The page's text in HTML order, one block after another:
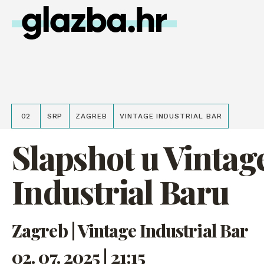
02 SRP ZAGREB VINTAGE INDUSTRIAL BAR
Slapshot u
Industrial Baru
Zagreb | Vintage Industrial Bar
02. 07. 2025 | 21:15